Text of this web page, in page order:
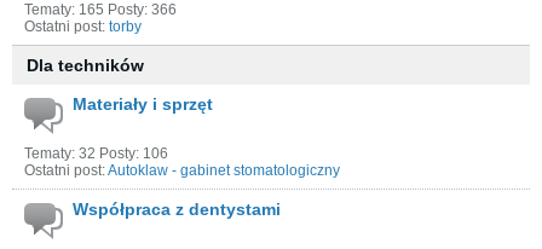
Tematy: 165 Posty: 366
Ostatni post: torby
Dla techników
Materiały i sprzęt
Tematy: 32 Posty: 106
Ostatni post:Autoklaw - gabinet stomatologiczny
Współpraca z dentystami